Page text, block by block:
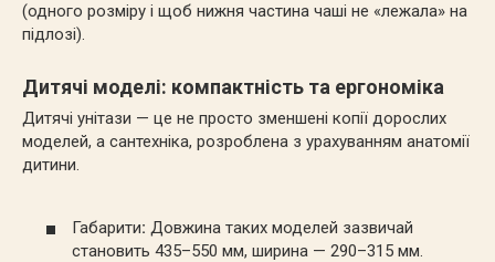
(одного розміру і щоб нижня частина чаші не «лежала» на
підлозі).
Дитячі моделі: компактність та ергономіка
Дитячі унітази — це не просто зменшені копії дорослих
моделей, а сантехніка, розроблена з урахуванням анатомії
дитини.
Габарити: Довжина таких моделей зазвичай
становить 435–550 мм, ширина — 290–315 мм.